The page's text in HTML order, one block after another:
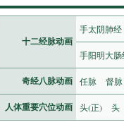
十二经脉动画
手太阴肺经
手阳明大肠
奇经八脉动画 任脉 督脉
人体重要穴位动画 头(正) 头